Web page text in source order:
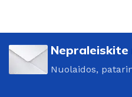
Nepraleiskite
Nuolaidos,